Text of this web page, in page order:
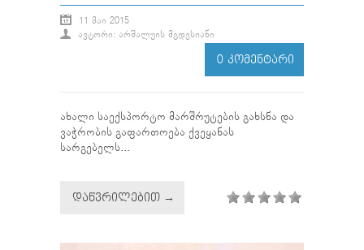
11 ᲛᲐᲘ 2015
ᲐᲕᲢᲝᲠᲘ: ᲐᲠᲨᲐᲚᲣᲘᲡ ᲛᲒᲓᲔᲡᲘᲐᲜᲘ
0 ᲙᲝᲛᲔᲜᲢᲐᲠᲘ
ახალი საექსპორტო მარშრუტების გახსნა და
ვაჭრობის გაფართოება ქვეყანას
სარგებელს...
ᲓᲐᲬᲕᲠᲘᲚᲔᲑᲘᲗ →